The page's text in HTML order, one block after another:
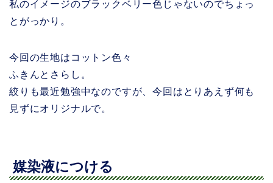
私のイメージのブラックベリー色じゃないのでちょっ
とがっかり。
今回の生地はコットン色々
ふきんとさらし。
絞りも最近勉強中なのですが、今回はとりあえず何も
見ずにオリジナルで。
媒染液につける